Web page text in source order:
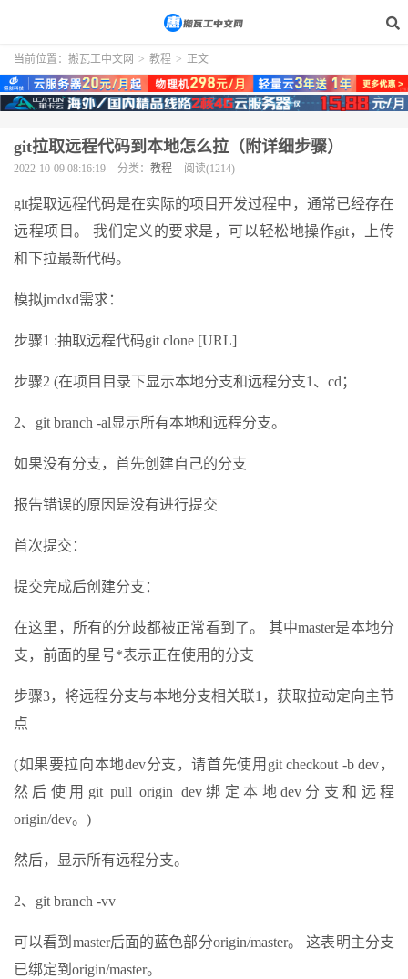
当前位置： 搬瓦工中文网 > 教程 > 正文
git拉取远程代码到本地怎么拉（附详细步骤）
2022-10-09 08:16:19 分类： 教程 阅读(1214)
git提取远程代码是在实际的项目开发过程中，通常已经存在
远程项目。 我们定义的要求是，可以轻松地操作git，上传
和下拉最新代码。
模拟jmdxd需求：
步骤1 :抽取远程代码git clone [URL]
步骤2 (在项目目录下显示本地分支和远程分支1、cd；
2、git branch -al显示所有本地和远程分支。
如果没有分支，首先创建自己的分支
报告错误的原因是没有进行提交
首次提交：
提交完成后创建分支：
在这里，所有的分歧都被正常看到了。 其中master是本地分
支，前面的星号*表示正在使用的分支
步骤3，将远程分支与本地分支相关联1，获取拉动定向主节
点
(如果要拉向本地dev分支，请首先使用git checkout -b dev，
然后使用git pull origin dev绑定本地dev分支和远程
origin/dev。)
然后，显示所有远程分支。
2、git branch -vv
可以看到master后面的蓝色部分origin/master。 这表明主分支
已绑定到origin/master。